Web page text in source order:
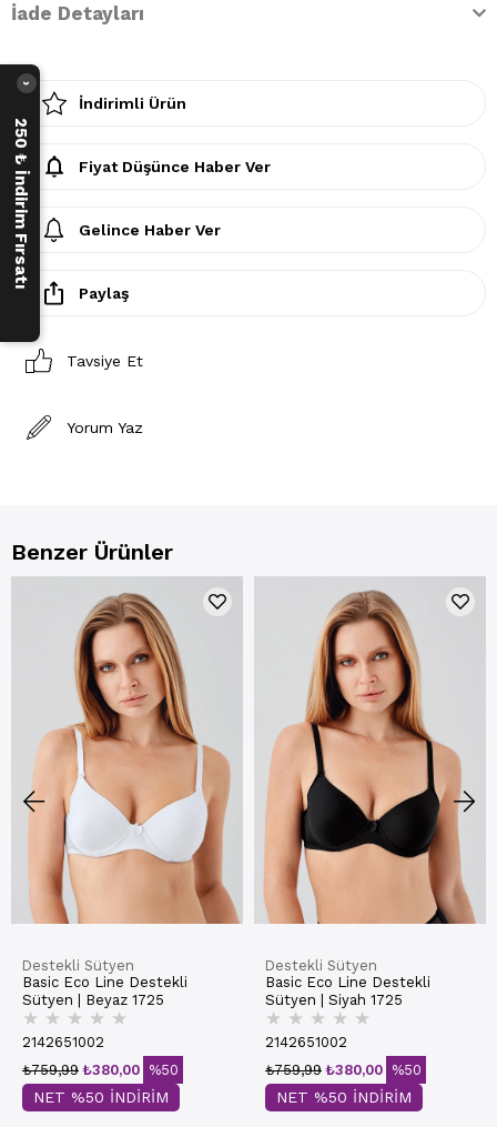
İade Detayları
İndirimli Ürün
Fiyat Düşünce Haber Ver
Gelince Haber Ver
Paylaş
Tavsiye Et
Yorum Yaz
Benzer Ürünler
Destekli Sütyen
Basic Eco Line Destekli
Sütyen | Beyaz 1725
★ ★ ★ ★ ★
2142651002
₺380,00
₺759,99 %50
NET %50 İNDİRİM
Destekli Sütyen
Basic Eco Line Destekli
Sütyen | Siyah 1725
★ ★ ★ ★ ★
2142651002
₺380,00
₺759,99 %50
NET %50 İNDİRİM
250 ₺ İndirim Fırsatı
›